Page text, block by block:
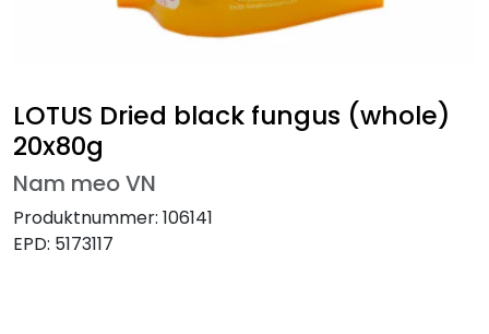
LOTUS Dried black fungus (whole)
20x80g
Nam meo VN
Produktnummer: 106141
EPD: 5173117